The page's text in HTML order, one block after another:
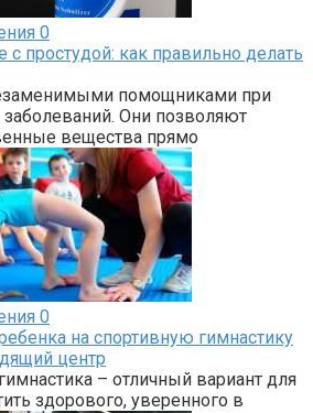
0
с простудой: как правильно делать
помощниками при
Они позволяют
вещества прямо
0
на спортивную гимнастику
центр
– отличный вариант для
здорового, уверенного в